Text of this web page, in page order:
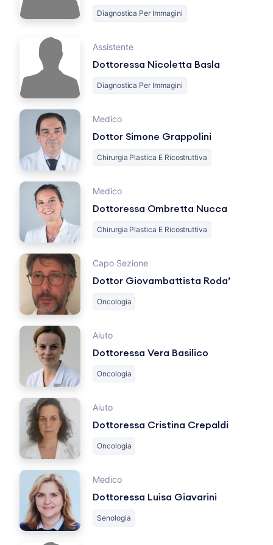
Diagnostica Per Immagini
Assistente
Dottoressa Nicoletta Basla
Diagnostica Per Immagini
Medico
Dottor Simone Grappolini
Chirurgia Plastica E Ricostruttiva
Medico
Dottoressa Ombretta Nucca
Chirurgia Plastica E Ricostruttiva
Capo Sezione
Dottor Giovambattista Roda’
Oncologia
Aiuto
Dottoressa Vera Basilico
Oncologia
Aiuto
Dottoressa Cristina Crepaldi
Oncologia
Medico
Dottoressa Luisa Giavarini
Senologia